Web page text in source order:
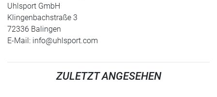
Uhlsport GmbH
Klingenbachstraße 3
72336 Balingen
E-Mail: info@uhlsport.com
ZULETZT ANGESEHEN